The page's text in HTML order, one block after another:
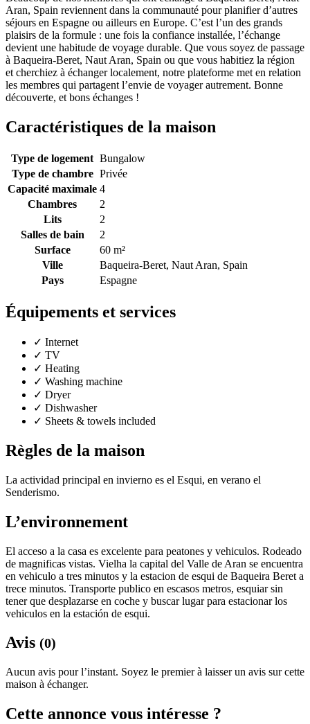
Aran, Spain reviennent dans la communauté pour planifier d’autres
séjours en Espagne ou ailleurs en Europe. C’est l’un des grands
plaisirs de la formule : une fois la confiance installée, l’échange
devient une habitude de voyage durable. Que vous soyez de passage
à Baqueira-Beret, Naut Aran, Spain ou que vous habitiez la région
et cherchiez à échanger localement, notre plateforme met en relation
les membres qui partagent l’envie de voyager autrement. Bonne
découverte, et bons échanges !
Caractéristiques de la maison
Type de logement Bungalow
Type de chambre Privée
Capacité maximale 4
Chambres
2
Lits
2
Salles de bain
2
Surface
60 m²
Ville
Baqueira-Beret, Naut Aran, Spain
Pays
Espagne
Équipements et services
✓ Internet
✓ TV
✓ Heating
✓ Washing machine
✓ Dryer
✓ Dishwasher
✓ Sheets & towels included
Règles de la maison
La actividad principal en invierno es el Esqui, en verano el
Senderismo.
L’environnement
El acceso a la casa es excelente para peatones y vehiculos. Rodeado
de magnificas vistas. Vielha la capital del Valle de Aran se encuentra
en vehiculo a tres minutos y la estacion de esqui de Baqueira Beret a
trece minutos. Transporte publico en escasos metros, esquiar sin
tener que desplazarse en coche y buscar lugar para estacionar los
vehiculos en la estación de esqui.
Avis (0)
Aucun avis pour l’instant. Soyez le premier à laisser un avis sur cette
maison à échanger.
Cette annonce vous intéresse ?